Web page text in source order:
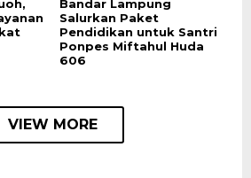
Bandar Lampung
Salurkan Paket
Pendidikan untuk Santri
Ponpes Miftahul Huda
606
VIEW MORE